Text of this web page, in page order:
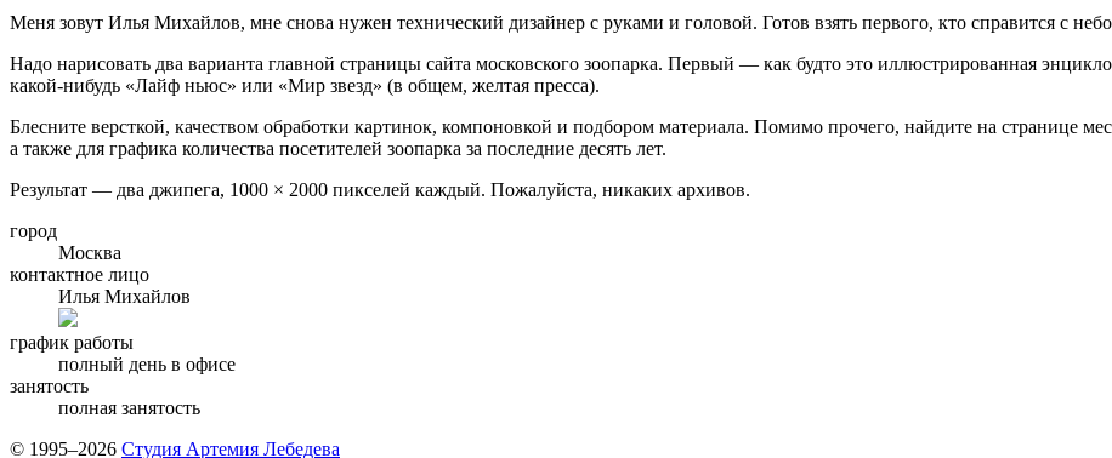
Меня зовут Илья Михайлов, мне снова нужен технический дизайнер с руками и головой. Готов взять первого, кто справится с
Надо нарисовать два варианта главной страницы сайта московского зоопарка. Первый — как будто это иллюстрированная
какой-нибудь «Лайф ньюс» или «Мир звезд» (в общем, желтая пресса).
Блесните версткой, качеством обработки картинок, компоновкой и подбором материала. Помимо прочего, найдите на странице
а также для графика количества посетителей зоопарка за последние десять лет.
Результат — два джипега, 1000 × 2000 пикселей каждый. Пожалуйста, никаких архивов.
город
Москва
контактное лицо
Илья Михайлов
график работы
полный день в офисе
занятость
полная занятость
© 1995–2026 Студия Артемия Лебедева